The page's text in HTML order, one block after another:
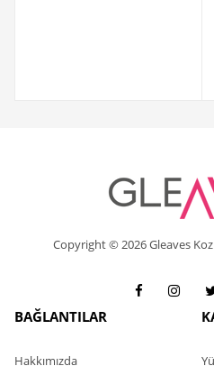
Copyright © 2026 Gleaves
BAĞLANTILAR
Hakkımızda